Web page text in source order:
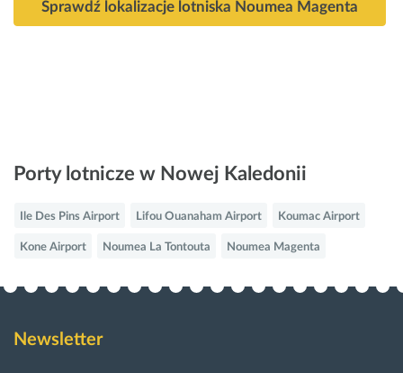
Sprawdź lokalizacje lotniska Noumea Magenta
Porty lotnicze w Nowej Kaledonii
Ile Des Pins Airport Lifou Ouanaham Airport Koumac Airport
Kone Airport Noumea La Tontouta Noumea Magenta
Newsletter